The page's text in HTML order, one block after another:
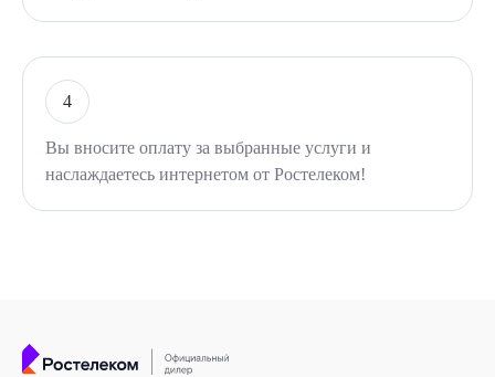
4
Вы вносите оплату за выбранные услуги и
наслаждаетесь интернетом от Ростелеком!